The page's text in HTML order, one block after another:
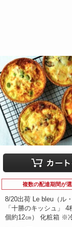
複数の配達期間が
8/20出荷 Le bleu（ル・
「十勝のキッシュ」
個約12㎝） 化粧箱 ※